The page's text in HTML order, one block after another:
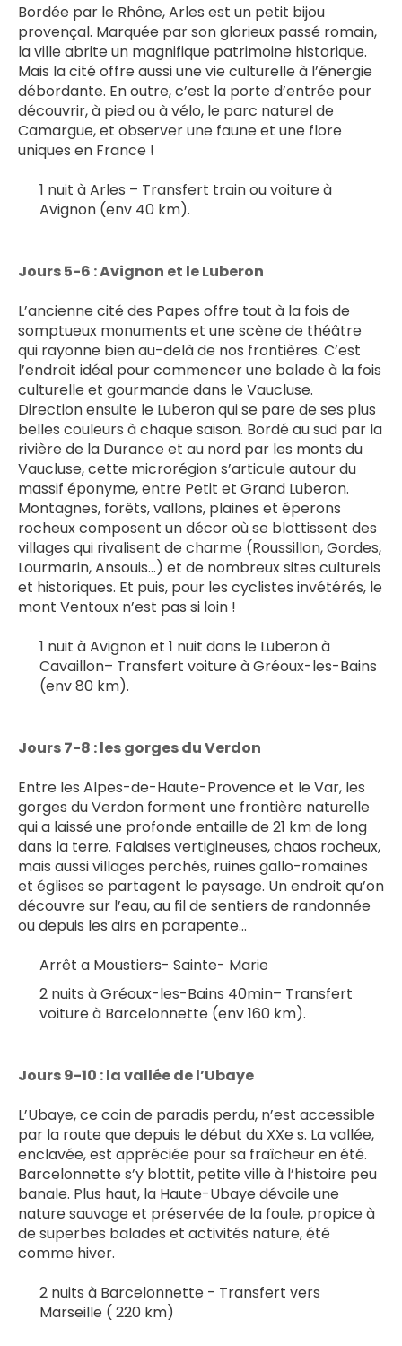
Bordée par le Rhône, Arles est un petit bijou
provençal. Marquée par son glorieux passé romain,
la ville abrite un magnifique patrimoine historique.
Mais la cité offre aussi une vie culturelle à l’énergie
débordante. En outre, c’est la porte d’entrée pour
découvrir, à pied ou à vélo, le parc naturel de
Camargue, et observer une faune et une flore
uniques en France !
1 nuit à Arles – Transfert train ou voiture à
Avignon (env 40 km).
Jours 5-6 : Avignon et le Luberon
L’ancienne cité des Papes offre tout à la fois de
somptueux monuments et une scène de théâtre
qui rayonne bien au-delà de nos frontières. C’est
l’endroit idéal pour commencer une balade à la fois
culturelle et gourmande dans le Vaucluse.
Direction ensuite le Luberon qui se pare de ses plus
belles couleurs à chaque saison. Bordé au sud par la
rivière de la Durance et au nord par les monts du
Vaucluse, cette microrégion s’articule autour du
massif éponyme, entre Petit et Grand Luberon.
Montagnes, forêts, vallons, plaines et éperons
rocheux composent un décor où se blottissent des
villages qui rivalisent de charme (Roussillon, Gordes,
Lourmarin, Ansouis…) et de nombreux sites culturels
et historiques. Et puis, pour les cyclistes invétérés, le
mont Ventoux n’est pas si loin !
1 nuit à Avignon et 1 nuit dans le Luberon à
Cavaillon– Transfert voiture à Gréoux-les-Bains
(env 80 km).
Jours 7-8 : les gorges du Verdon
Entre les Alpes-de-Haute-Provence et le Var, les
gorges du Verdon forment une frontière naturelle
qui a laissé une profonde entaille de 21 km de long
dans la terre. Falaises vertigineuses, chaos rocheux,
mais aussi villages perchés, ruines gallo-romaines
et églises se partagent le paysage. Un endroit qu’on
découvre sur l’eau, au fil de sentiers de randonnée
ou depuis les airs en parapente...
Arrêt a Moustiers- Sainte- Marie
2 nuits à Gréoux-les-Bains 40min– Transfert
voiture à Barcelonnette (env 160 km).
Jours 9-10 : la vallée de l’Ubaye
L’Ubaye, ce coin de paradis perdu, n’est accessible
par la route que depuis le début du XXe s. La vallée,
enclavée, est appréciée pour sa fraîcheur en été.
Barcelonnette s’y blottit, petite ville à l’histoire peu
banale. Plus haut, la Haute-Ubaye dévoile une
nature sauvage et préservée de la foule, propice à
de superbes balades et activités nature, été
comme hiver.
2 nuits à Barcelonnette - Transfert vers
Marseille ( 220 km)